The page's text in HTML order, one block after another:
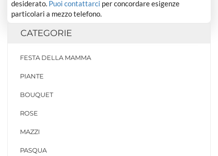
desiderato. Puoi contattarci per concordare esigenze
particolari a mezzo telefono.
CATEGORIE
FESTA DELLA MAMMA
PIANTE
BOUQUET
ROSE
MAZZI
PASQUA